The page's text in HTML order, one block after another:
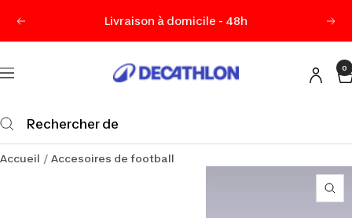
Précédent Livraison à domicile - 48h
Navigation
Decathlon
0
Accueil Accesoires de football